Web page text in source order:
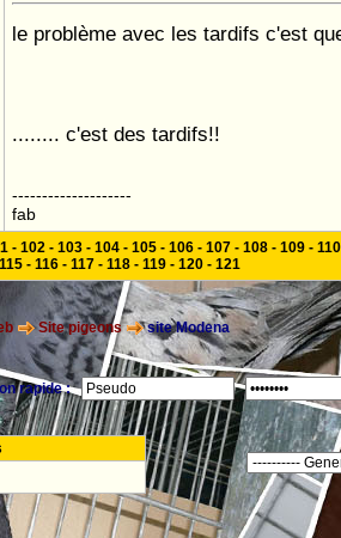
le problème avec les tardifs c'est
........ c'est des tardifs!!
--------------------
fab
- 102 - 103 - 104 - 105 - 106 - 107 - 108 - 109 - 110
115 - 116 - 117 - 118 - 119 - 120 - 121
Site pigeons site Modena
rapide :